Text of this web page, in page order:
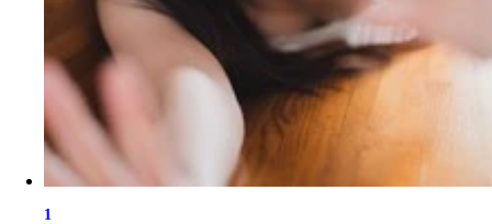
1